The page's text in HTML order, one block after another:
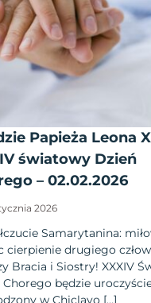
Papieża Leona
światowy Dzień
– 02.02.2026
2026
Samarytanina:
cierpienie drugiego
Bracia i Siostry! XXXIV
Chorego będzie
w Chiclayo […]